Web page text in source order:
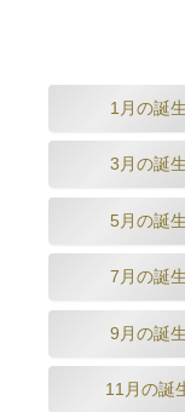
1月の誕
3月の誕
5月の誕
7月の誕
9月の誕
11月の誕